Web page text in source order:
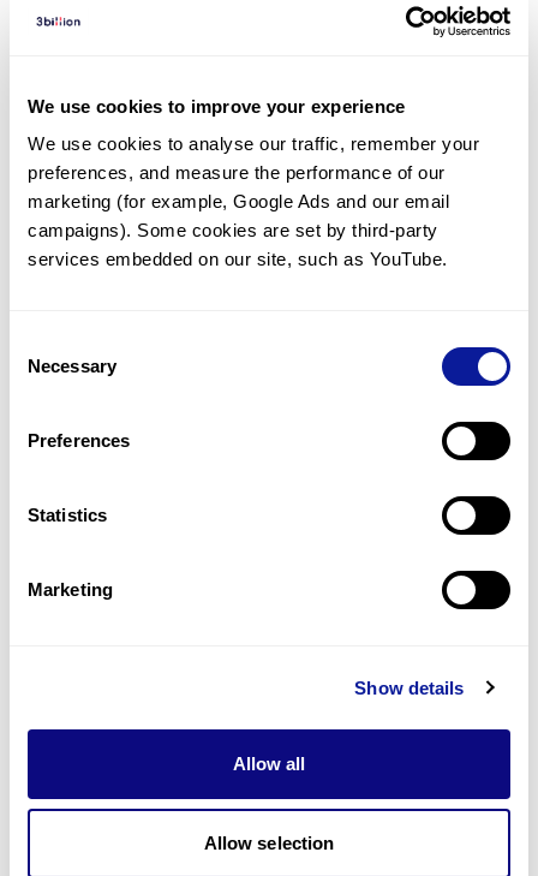
We use cookies to improve your experience
We use cookies to analyse our traffic, remember your
preferences, and measure the performance of our
marketing (for example, Google Ads and our email
campaigns). Some cookies are set by third-party
services embedded on our site, such as YouTube.
Selection
Necessary
Preferences
Statistics
Marketing
Show details
Allow all
Allow selection
임상유전학팀과 소통
궁금한 점을 임상유전학팀과 직접 논의 할 수 있습니다.
문의하기
미진단된 경우에 재분석을 통해 후속 케어를 받을 수 있습니다.
최신 유전학 정보 제공
블로그와 뉴스레터를 통해 최신 유전학 정보를 제공해 드립니다.
쓰리빌리언은 유전자 진단에 필요한 여러 기술의 개발과 도입에 힘쓰고 있습니
더 정확한 변이 해석과 높은 진단율을 위한 쓰리빌리언의 기술에 대해 알아보